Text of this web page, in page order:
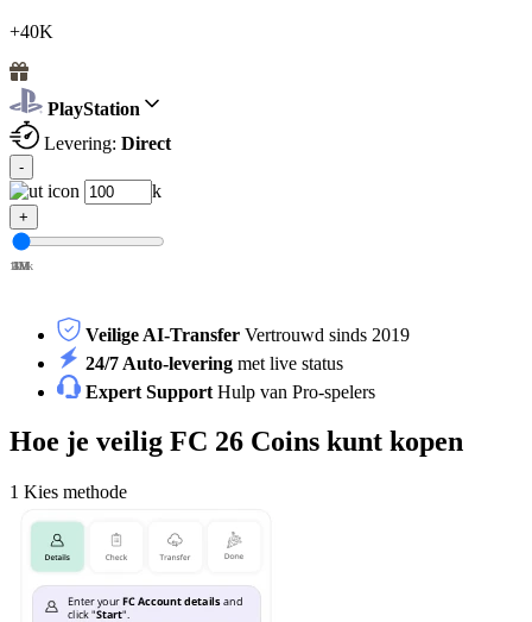
+40K
PlayStation
Levering: Direct
-
k
+
100k
1M
2M
3M
4M
5M
Veilige AI-Transfer Vertrouwd sinds 2019
24/7 Auto-levering met live status
Expert Support Hulp van Pro-spelers
Hoe je veilig FC 26 Coins kunt kopen
1 Kies methode